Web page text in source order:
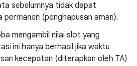
sebelumnya tidak dapat
permanen (penghapusan aman).
mengambil nilai slot yang
ini hanya berhasil jika waktu
kecepatan (diterapkan oleh TA)